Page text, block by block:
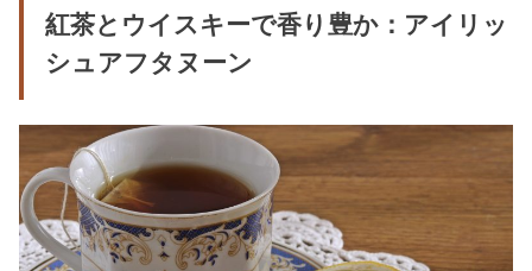
紅茶とウイスキーで香り豊か：アイリッ
シュアフタヌーン